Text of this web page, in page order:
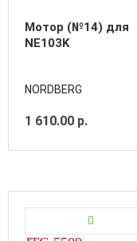
Мотор (№14) для
NE103K
NORDBERG
1 610.00 р.